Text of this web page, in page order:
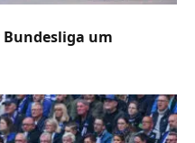
Bundesliga um